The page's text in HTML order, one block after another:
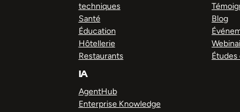
techniques
Santé
Éducation
Hôtellerie
Restaurants
IA
AgentHub
Enterprise Knowledge
Blog
Études